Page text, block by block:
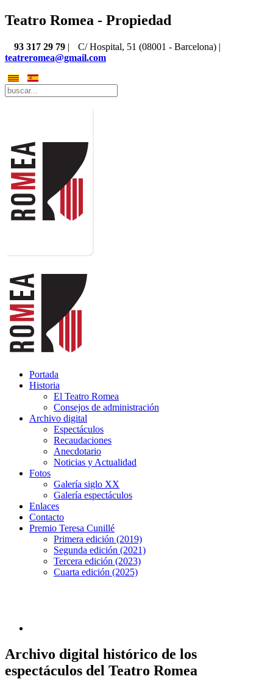
Teatro Romea - Propiedad
93 317 29 79 |
C/ Hospital, 51 (08001 - Barcelona) |
teatreromea@gmail.com
Portada
Historia
El Teatro Romea
Consejos de administración
Archivo digital
Espectáculos
Recaudaciones
Anecdotario
Noticias y Actualidad
Fotos
Galería siglo XX
Galería espectáculos
Enlaces
Contacto
Premio Teresa Cunillé
Primera edición (2019)
Segunda edición (2021)
Tercera edición (2023)
Cuarta edición (2025)
Archivo digital histórico de los
espectáculos del Teatro Romea